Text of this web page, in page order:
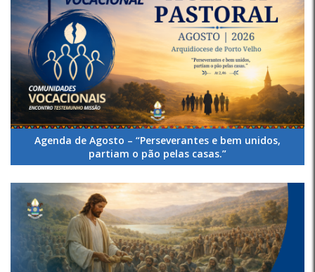
Agenda de Agosto – “Perseverantes e bem unidos,
partiam o pão pelas casas.”